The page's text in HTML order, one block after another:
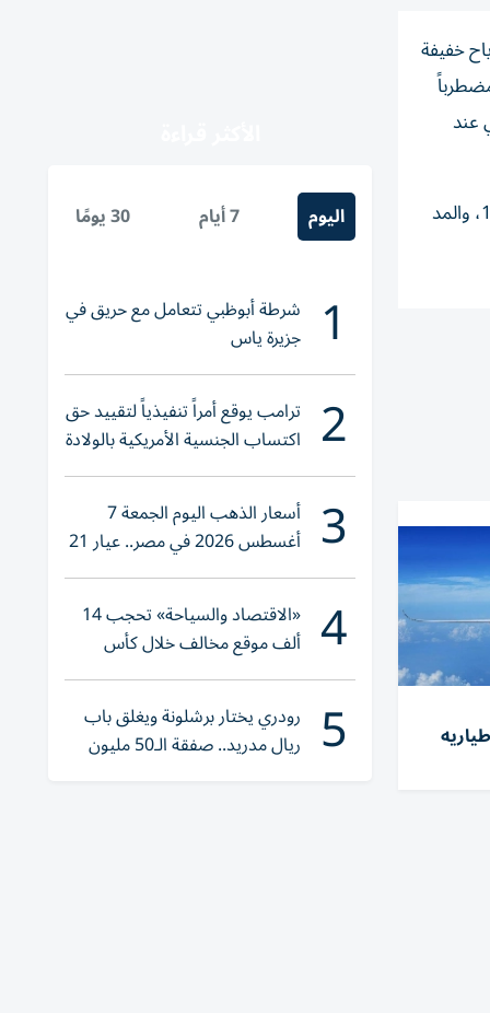
خفيفة
والخليج العربي مضطرباً
18:08 والجزر الثاني عند
وفي بحر عمان سيكون الموج خفيفاً إلى متوسط الموج، يضطرب مساء في بحر عمان. فيما سيحدث المد الأول عند الساعه 11:17، والمد اليوم 7 أيام 30 يومًا
1 شرطة أبوظبي تتعامل مع حريق في
جزيرة ياس
2 ترامب يوقع أمراً تنفيذياً لتقييد حق
اكتساب الجنسية الأمريكية بالولادة
3 أسعار الذهب اليوم الجمعة 7
أغسطس 2026 في مصر.. عيار 21
يقترب من هذا الرقم
4 «الاقتصاد والسياحة» تحجب 14
ألف موقع مخالف خلال كأس
العالم 2026
5 رودري يختار برشلونة ويغلق باب
ريال مدريد.. صفقة الـ50 مليون